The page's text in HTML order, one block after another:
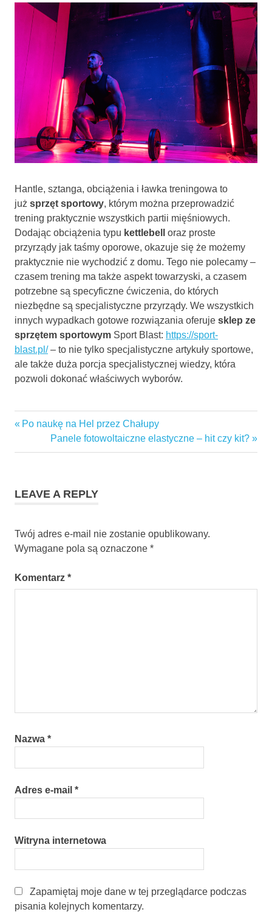
Hantle, sztanga, obciążenia i ławka treningowa to
już sprzęt sportowy, którym można przeprowadzić
trening praktycznie wszystkich partii mięśniowych.
Dodając obciążenia typu kettlebell
oraz proste
przyrządy jak taśmy oporowe, okazuje się że możemy
praktycznie nie wychodzić z domu. Tego nie polecamy –
czasem trening ma także aspekt towarzyski, a czasem
potrzebne są specyficzne ćwiczenia, do których
niezbędne są specjalistyczne przyrządy. We wszystkich
innych wypadkach gotowe rozwiązania oferuje sklep ze
sprzętem sportowym Sport Blast: https://sport-
blast.pl/– to nie tylko specjalistyczne artykuły sportowe,
ale także duża porcja specjalistycznej wiedzy, która
pozwoli dokonać właściwych wyborów.
Nawigacja
wpisu
Previous
Po naukę na Hel przez Chałupy
Next
Post:
Panele fotowoltaiczne elastyczne – hit czy kit?
LEAVE A REPLY
Twój adres e-mail nie zostanie opublikowany.
Wymagane pola są oznaczone *
Komentarz *
Nazwa *
Adres e-mail *
Witryna internetowa
Zapamiętaj moje dane w tej przeglądarce podczas
pisania kolejnych komentarzy.